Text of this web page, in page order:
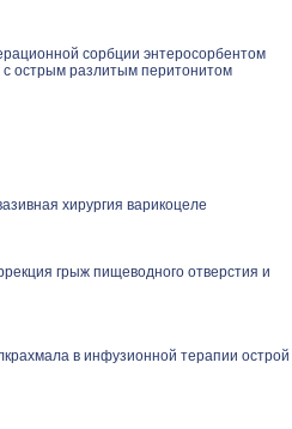
сорбции энтеросорбентом
острым разлитым перитонитом
хирургия варикоцеле
грыж пищеводного отверстия и
в инфузионной терапии острой